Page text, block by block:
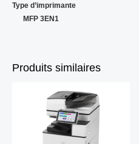
Type d’imprimante
MFP 3EN1
Produits similaires